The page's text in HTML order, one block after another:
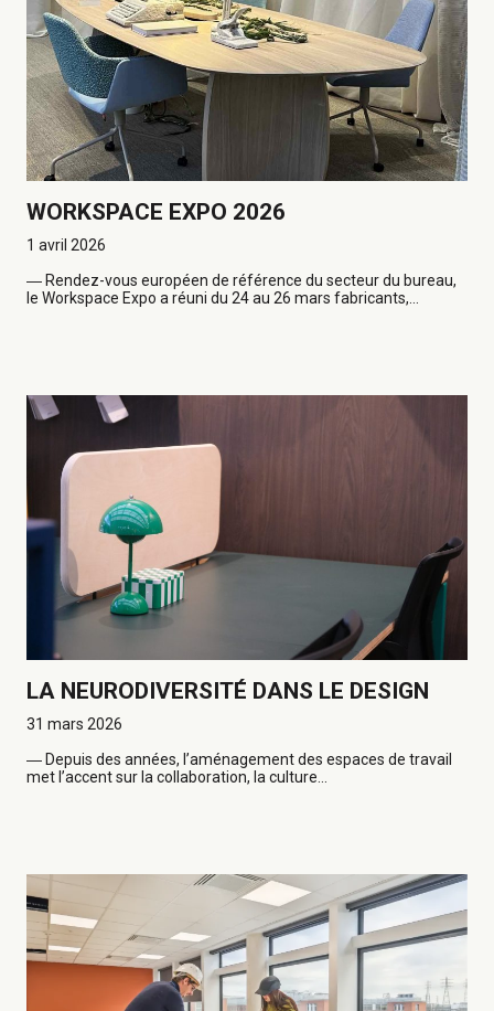
WORKSPACE EXPO 2026
1 avril 2026
― Rendez-vous européen de référence du secteur du bureau,
le Workspace Expo a réuni du 24 au 26 mars fabricants,...
LA NEURODIVERSITÉ DANS LE DESIGN
31 mars 2026
― Depuis des années, l’aménagement des espaces de travail
met l’accent sur la collaboration, la culture...